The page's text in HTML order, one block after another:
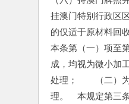
挂澳门特别行政区
的仅适于原材料回
本条第（一）项至
成，均视为微小加
处理；　　（二）
理。　本规定第三